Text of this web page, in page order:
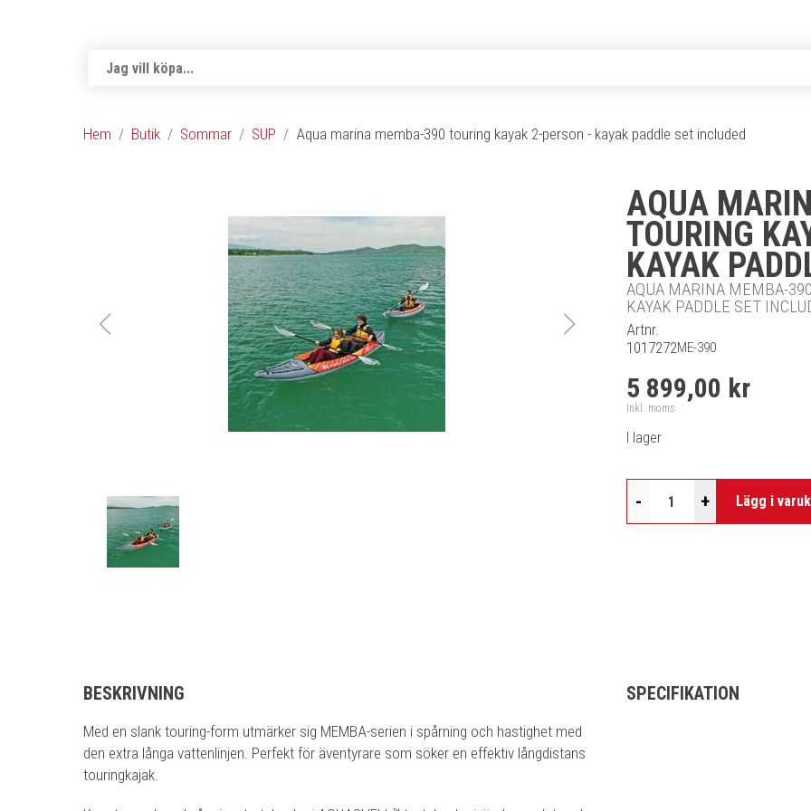
Hem Butik Sommar SUP Aqua marina memba-390 touring kayak 2-person - kayak paddle set included
AQUA
TOURING
KAYAK
AQUA MARINA MEMBA-
KAYAK PADDLE SET
Artnr.
1017272ME-390
5 899,00 kr
Inkl. moms
I lager
- + Lägg i
BESKRIVNING
Med en slank touring-form utmärker sig MEMBA-serien i spårning och hastighet med
den extra långa vattenlinjen. Perfekt för äventyrare som söker en effektiv långdistans
touringkajak.
SPECIFIKATION